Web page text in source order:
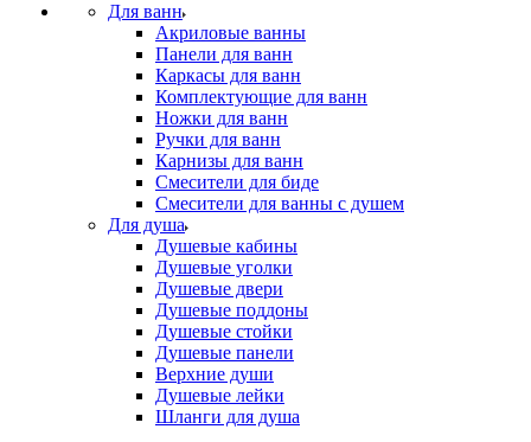
Для ванн
Акриловые ванны
Панели для ванн
Каркасы для ванн
Комплектующие для ванн
Ножки для ванн
Ручки для ванн
Карнизы для ванн
Смесители для биде
Смесители для ванны с душем
Для душа
Душевые кабины
Душевые уголки
Душевые двери
Душевые поддоны
Душевые стойки
Душевые панели
Верхние души
Душевые лейки
Шланги для душа